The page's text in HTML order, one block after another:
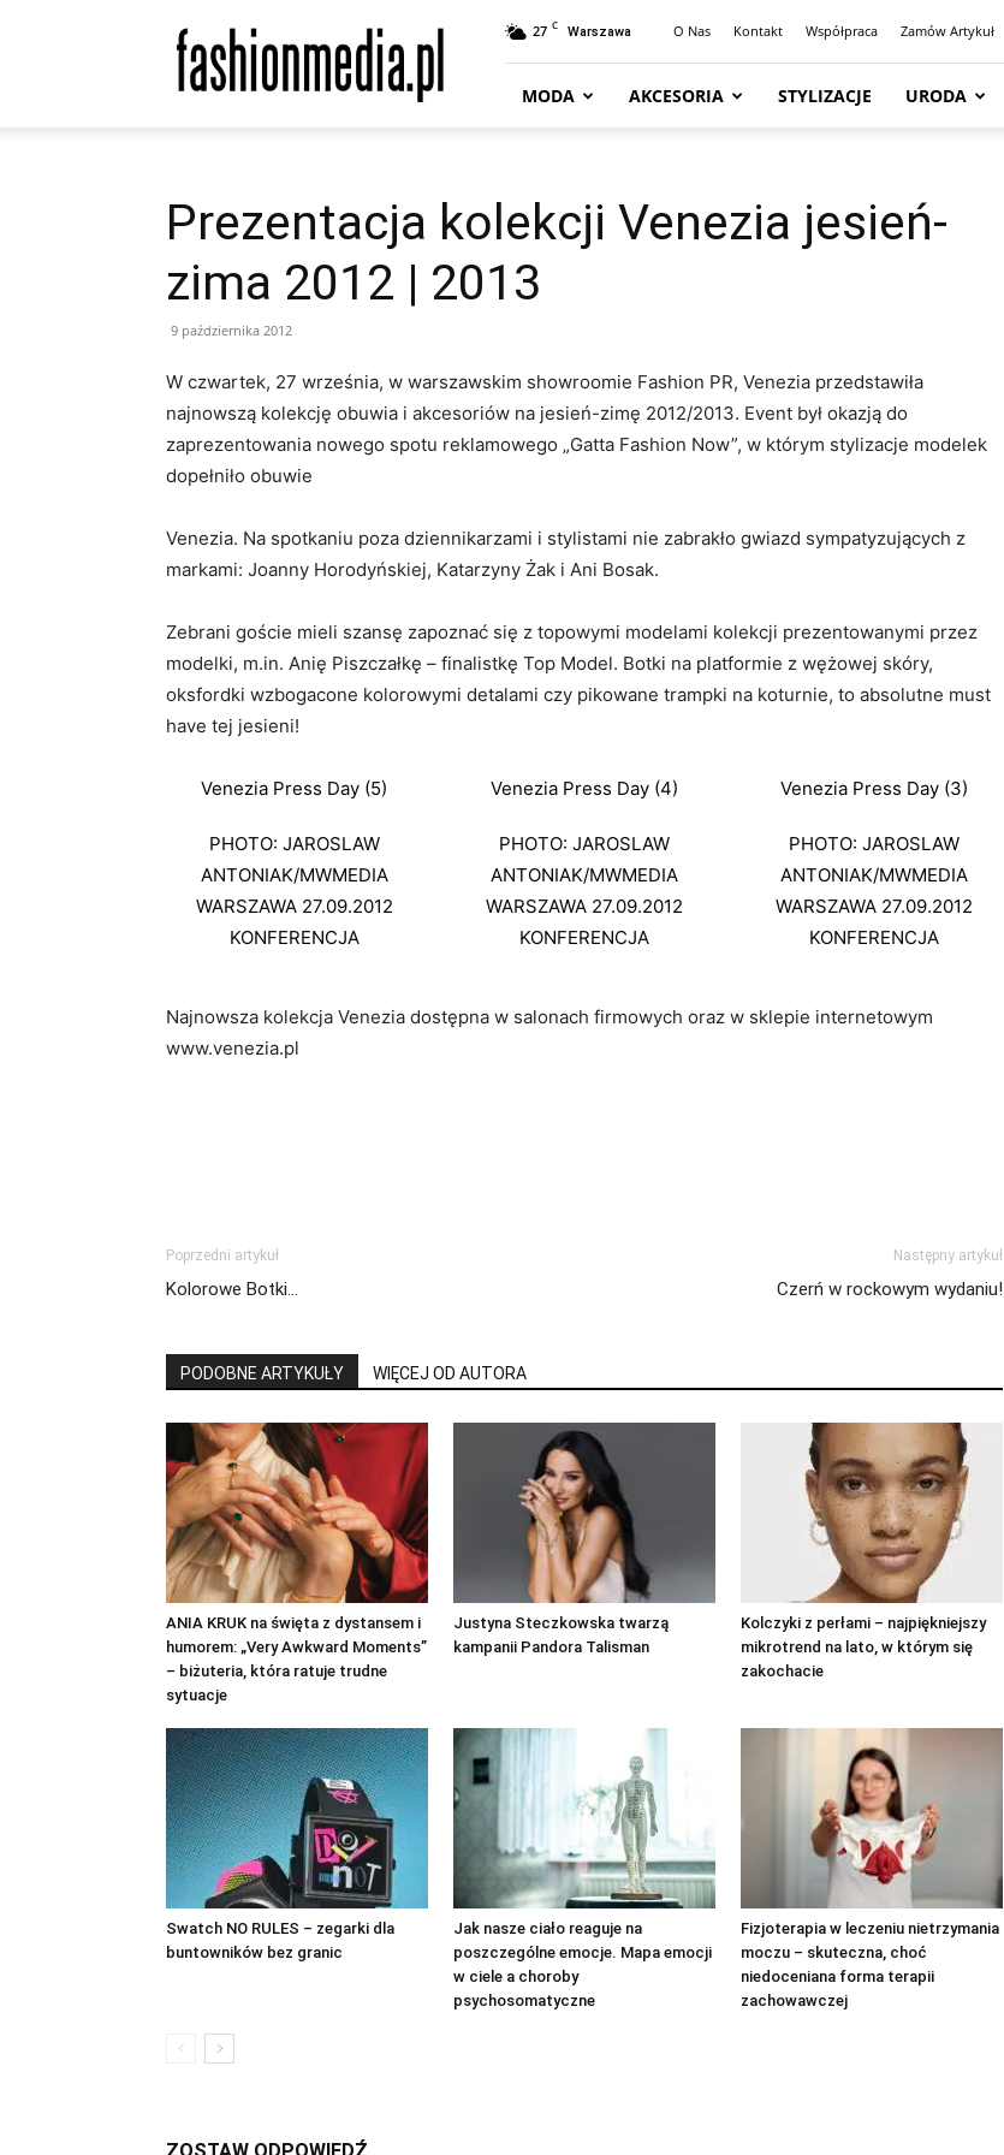
Moda
Trendy
|
Design
27 C Warszawa O Nas Kontakt Współpraca Zamów Artykuł
MODA AKCESORIA STYLIZACJE URODA
Prezentacja kolekcji Venezia jesień-
zima 2012 | 2013
9 października 2012
W czwartek, 27 września, w warszawskim showroomie Fashion PR, Venezia przedstawiła
najnowszą kolekcję obuwia i akcesoriów na jesień-zimę 2012/2013. Event był okazją do
zaprezentowania nowego spotu reklamowego „Gatta Fashion Now”, w którym stylizacje modelek
dopełniło obuwie
Venezia. Na spotkaniu poza dziennikarzami i stylistami nie zabrakło gwiazd sympatyzujących z
markami: Joanny Horodyńskiej, Katarzyny Żak i Ani Bosak.
Zebrani goście mieli szansę zapoznać się z topowymi modelami kolekcji prezentowanymi przez
modelki, m.in. Anię Piszczałkę – finalistkę Top Model. Botki na platformie z wężowej skóry,
oksfordki wzbogacone kolorowymi detalami czy pikowane trampki na koturnie, to absolutne must
have tej jesieni!
Venezia Press Day (5) Venezia Press Day (4) Venezia Press Day (3)
PHOTO: JAROSLAW
ANTONIAK/MWMEDIA
WARSZAWA 27.09.2012
KONFERENCJA
PHOTO: JAROSLAW
ANTONIAK/MWMEDIA
WARSZAWA 27.09.2012
KONFERENCJA
PHOTO: JAROSLAW
ANTONIAK/MWMEDIA
WARSZAWA 27.09.2012
KONFERENCJA
Najnowsza kolekcja Venezia dostępna w salonach firmowych oraz w sklepie internetowym
www.venezia.pl
Poprzedni artykuł
Kolorowe Botki…
Następny artykuł
Czerń w rockowym wydaniu!
PODOBNE ARTYKUŁY WIĘCEJ OD AUTORA
ANIA KRUK na święta z dystansem i
humorem: „Very Awkward Moments”
– biżuteria, która ratuje trudne
sytuacje
Justyna Steczkowska twarzą
kampanii Pandora Talisman
Kolczyki z perłami – najpiękniejszy
mikrotrend na lato, w którym się
zakochacie
Swatch NO RULES – zegarki dla
buntowników bez granic
Jak nasze ciało reaguje na
poszczególne emocje. Mapa emocji
w ciele a choroby
psychosomatyczne
Fizjoterapia w leczeniu nietrzymania
moczu – skuteczna, choć
niedoceniana forma terapii
zachowawczej